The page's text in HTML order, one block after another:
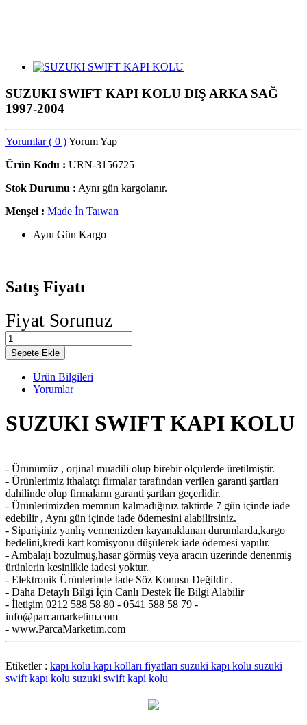
SUZUKI SWIFT KAPI KOLU DIŞ ARKA SAĞ
1997-2004
Yorumlar ( 0 )Yorum Yap
Ürün Kodu : URN-3156725
Stok Durumu : Aynı gün kargolanır.
Menşei : Made İn Taıwan
Aynı Gün Kargo
Satış Fiyatı
Fiyat Sorunuz
Sepete Ekle
Ürün Bilgileri
Yorumlar
SUZUKI SWIFT KAPI KOLU
- Ürünümüz , orjinal muadili olup birebir ölçülerde üretilmiştir.
- Ürünlerimiz ithalatçı firmalar tarafından verilen garanti şartları
dahilinde olup firmaların garanti şartları geçerlidir.
- Ürünlerimizden memnun kalmadığınız taktirde 7 gün içinde iade
edebilir , Aynı gün içinde iade ödemesini alabilirsiniz.
- Siparişiniz yanlış vermenizden kayanaklanan durumlarda,kargo
bedelini,kredi kart komisyonu düşülerek iade ödemesi yapılır.
- Ambalajı bozulmuş,hasar görmüş veya aracın üzerinde denenmiş
ürünlerin kesinlikle iadesi yoktur.
- Elektronik Ürünlerinde İade Söz Konusu Değildir .
- Daha Detaylı Bilgi İçin Canlı Destek İle Bilgi Alabilir
- İletişim 0212 588 58 80 - 0541 588 58 79 -
info@parcamarketim.com
- www.ParcaMarketim.com
Etiketler : kapı kolu kapı kolları fiyatları suzuki kapı kolu suzuki
swift kapı kolu suzuki swift kapi kolu